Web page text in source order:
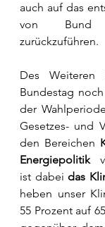
auch auf das
von Bund
zurückzuführen.
Des Weiteren
Bundestag
der
Gesetzes- und
den Bereichen
Energiepolitik
ist dabei das
heben unser
55 Prozent auf